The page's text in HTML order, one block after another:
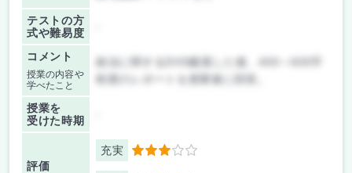
テストの方
式や難易度
コメント
授業の内容や
学べたこと
政治に関するDVD鑑賞した後、400～600字
授業を
受けた時期
評価
充実 3